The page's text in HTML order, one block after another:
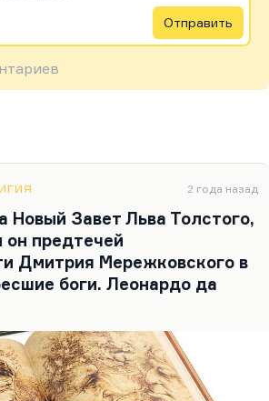
Отправить
2 года назад
Новый Завет Льва Толстого,
он предтечей
Дмитрия Мережковского в
боги. Леонардо да